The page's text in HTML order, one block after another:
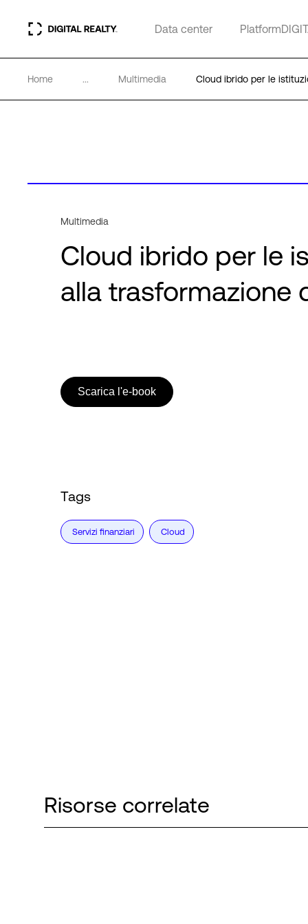
Data center
Home ... Multimedia Cloud ibrido per le
Multimedia
Cloud ibrido per le
alla trasformazione
Scarica l'e-book
Tags
Servizi finanziari Cloud
Risorse correlate